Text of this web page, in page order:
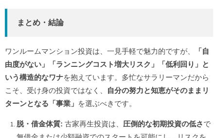
まとめ・結論
ワンルームマンション投資は、一見手軽で魅力的ですが、
「自
由度がない」「ランニングコスト増大リスク」「低利回り」と
いう構造的なワナを抱えています。多忙なサラリーマンだから
こそ、受け身の投資ではなく、
自分の努力と知恵がそのままリ
ターンとなる「事業」 を選ぶべきです。
脱・借金体質: 古家再生投資は、 圧倒的な初期投資の低さで